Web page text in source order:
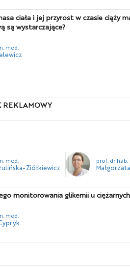
ciała i jej przyrost w czasie ciąży
są wystarczające?
med.
REKLAMOWY
med.
Ziółkiewicz
prof. dr hab.
monitorowania glikemii u
med.